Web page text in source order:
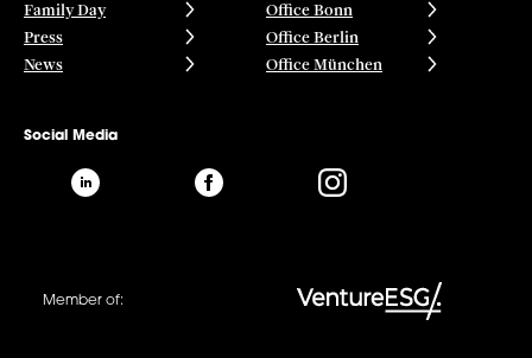
Family Day
Press
News
Office Bonn
Office Berlin
Office München
Social Media
Member of: